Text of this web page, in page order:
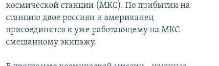
ЫҢГАЙСЫЗ СУРООЛОР
ЭЕ/АРнун бардык сайттары
космической станции (МКС). По прибытии на
станцию двое россиян и американец
присоединятся к уже работающему на МКС
смешанному экипажу.